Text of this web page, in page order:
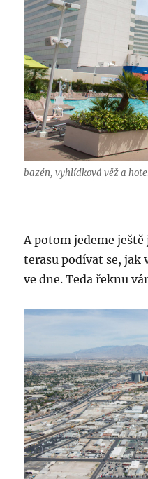
bazén, vyhlídková věž a
A potom jedeme
terasu podívat se, jak
ve dne. Teda řeknu